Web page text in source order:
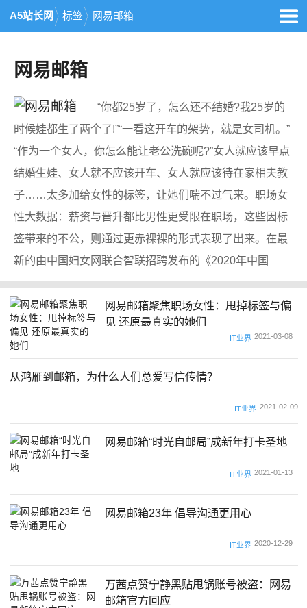
A5站长网 标签 网易邮箱
网易邮箱
“你都25岁了，怎么还不结婚?我25岁的
时候娃都生了两个了!”“一看这开车的架势，就是女司机。”
“作为一个女人，你怎么能让老公洗碗呢?”女人就应该早点
结婚生娃、女人就不应该开车、女人就应该待在家相夫教
子……太多加给女性的标签，让她们喘不过气来。职场女
性大数据：薪资与晋升都比男性更受限在职场，这些因标
签带来的不公，则通过更赤裸裸的形式表现了出来。在最
新的由中国妇女网联合智联招聘发布的《2020年中国
网易邮箱聚焦职场女性：甩掉标签与偏
见 还原最真实的她们
IT业界 2021-03-08
从鸿雁到邮箱，为什么人们总爱写信传情？
IT业界 2021-02-09
网易邮箱“时光自邮局”成新年打卡圣地
IT业界 2021-01-13
网易邮箱23年 倡导沟通更用心
IT业界 2020-12-29
万茜点赞宁静黑贴甩锅账号被盗：网易
邮箱官方回应